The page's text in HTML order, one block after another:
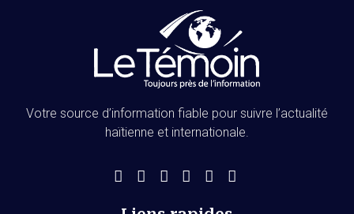
Votre source d’information fiable pour suivre l’actualité
haïtienne et internationale.